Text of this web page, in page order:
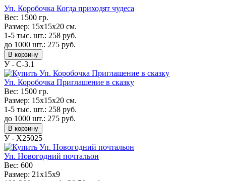
Уп. Коробочка Когда приходят чудеса
Вес: 1500 гр.
Размер: 15х15х20 см.
1-5 тыс. шт.: 258 руб.
до 1000 шт.: 275 руб.
В корзину
У - C-3.1
Уп. Коробочка Приглашение в сказку
Вес: 1500 гр.
Размер: 15х15х20 см.
1-5 тыс. шт.: 258 руб.
до 1000 шт.: 275 руб.
В корзину
У - Х25025
Уп. Новогодний почтальон
Вес: 600
Размер: 21х15х9